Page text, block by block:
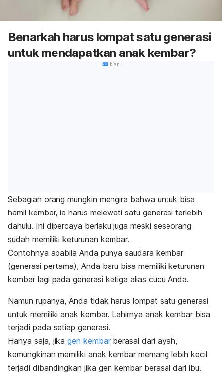
Benarkah harus lompat satu generasi
untuk mendapatkan anak kembar?
Iklan
Sebagian orang mungkin mengira bahwa untuk bisa
hamil kembar, ia harus melewati satu generasi terlebih
dahulu. Ini dipercaya berlaku juga meski seseorang
sudah memiliki keturunan kembar.
Contohnya apabila Anda punya saudara kembar
(generasi pertama), Anda baru bisa memiliki keturunan
kembar lagi pada generasi ketiga alias cucu Anda.
Namun rupanya, Anda tidak harus lompat satu generasi
untuk memiliki anak kembar. Lahirnya anak kembar bisa
terjadi pada setiap generasi.
Hanya saja, jika gen kembar berasal dari ayah,
kemungkinan memiliki anak kembar memang lebih kecil
terjadi dibandingkan jika gen kembar berasal dari ibu.